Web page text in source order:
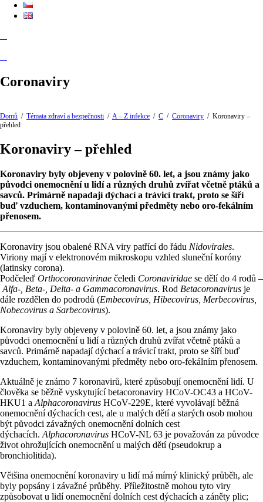
Coronaviry
Domů / Témata zdraví a bezpečnosti / A – Z infekce / C / Coronaviry / Koronaviry –
přehled
Koronaviry – přehled
Koronaviry byly objeveny v polovině 60. let, a jsou známy jako
původci onemocnění u lidí a různých druhů zvířat včetně ptáků a
savců. Primárně napadají dýchací a trávicí trakt, proto se šíří
buď vzduchem, kontaminovanými předměty nebo oro-fekálním
přenosem.
Koronaviry jsou obalené RNA viry patřící do řádu Nidovirales.
Viriony mají v elektronovém mikroskopu vzhled sluneční koróny
(latinsky corona).
Podčeleď Orthocoronavirinae čeledi Coronaviridae se dělí do 4 rodů –
Alfa-, Beta-, Delta- a Gammacoronavirus. Rod Betacoronavirus je
dále rozdělen do podrodů (Embecovirus, Hibecovirus, Merbecovirus,
Nobecovirus a Sarbecovirus).
Koronaviry byly objeveny v polovině 60. let, a jsou známy jako
původci onemocnění u lidí a různých druhů zvířat včetně ptáků a
savců. Primárně napadají dýchací a trávicí trakt, proto se šíří buď
vzduchem, kontaminovanými předměty nebo oro-fekálním přenosem.
Aktuálně je známo 7 koronavirů, které způsobují onemocnění lidí. U
člověka se běžně vyskytující betacoronaviry HCoV-OC43 a HCoV-
HKU1 a Alphacoronavirus HCoV-229E, které vyvolávají běžná
onemocnění dýchacích cest, ale u malých dětí a starých osob mohou
být původci závažných onemocnění dolních cest
dýchacích. Alphacoronavirus HCoV-NL 63 je považován za původce
život ohrožujících onemocnění u malých dětí (pseudokrup a
bronchiolitida).
Většina onemocnění koronaviry u lidí má mírný klinický průběh, ale
byly popsány i závažné průběhy. Příležitostně mohou tyto viry
způsobovat u lidí onemocnění dolních cest dýchacích a záněty plic;